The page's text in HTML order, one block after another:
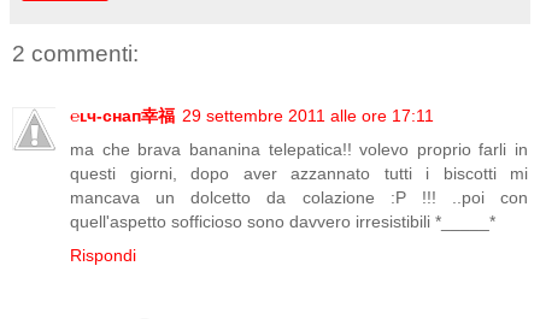
2 commenti:
℮ʟч-сʜaп幸福 29 settembre 2011 alle ore 17:11
ma che brava bananina telepatica!! volevo proprio farli in
questi giorni, dopo aver azzannato tutti i biscotti mi
mancava un dolcetto da colazione :P !!! ..poi con
quell'aspetto sofficioso sono davvero irresistibili *_____*
Rispondi